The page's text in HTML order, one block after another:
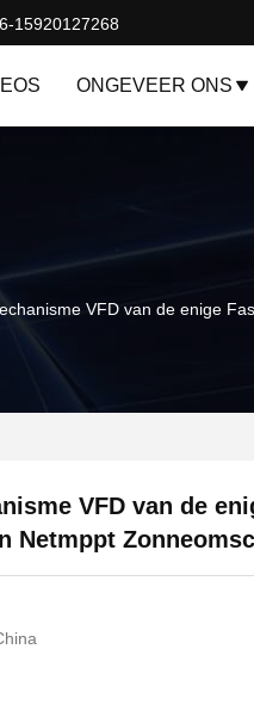
15920127268
ONGEVEER ONS
VFD van de enige
VFD van de
Netmppt